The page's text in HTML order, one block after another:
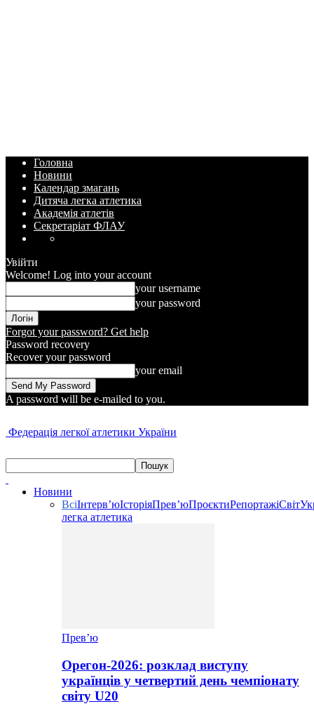
Головна
Новини
Календар змагань
Дитяча легка атлетика
Академія атлетів
Секретаріат ФЛАУ
Увійти
Welcome! Log into your account
your username
your password
Forgot your password? Get help
Password recovery
Recover your password
your email
A password will be e-mailed to you.
Федерація легкої атлетики України
Новини
ВсіІнтерв’юІсторіяПрев’юПроєктиРепортажіСвіт
легка атлетика
Прев’ю
Орегон-2026: розклад виступу
українців у четвертий день чемпіонату
світу U20